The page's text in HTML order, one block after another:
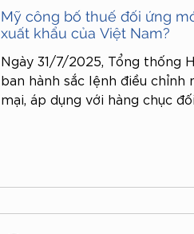
nghiệp được hưởng chính sách
Mỹ công bố thuế đối ứng
xuất khẩu của Việt Nam?
Ngày 31/7/2025, Tổng thống
ban hành sắc lệnh điều
mại, áp dụng với hàng chục